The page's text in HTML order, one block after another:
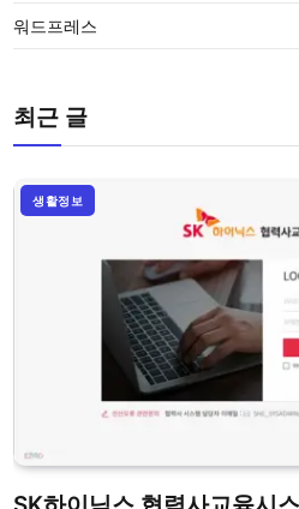
워드프레스
최근 글
생활정보